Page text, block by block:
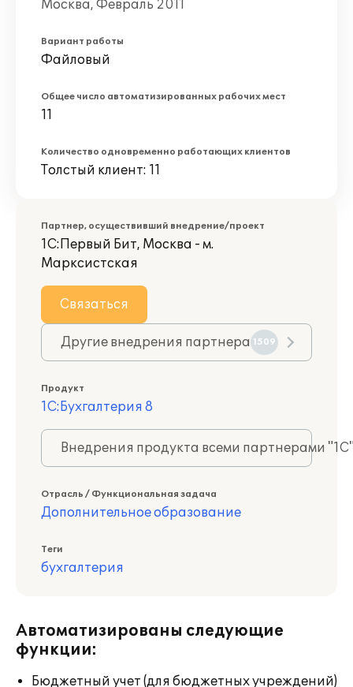
Москва, Февраль 2011
Вариант работы
Файловый
Общее число автоматизированных рабочих мест
11
Количество одновременно работающих клиентов
Толстый клиент: 11
Партнер, осуществивший внедрение/проект
1С:Первый Бит, Москва - м.
Марксистская
Связаться
Другие внедрения партнера 1509
Продукт
1С:Бухгалтерия 8
Внедрения продукта всеми партнерами
Отрасль / Функциональная задача
Дополнительное образование
Теги
бухгалтерия
Автоматизированы следующие
функции:
Бюджетный учет (для бюджетных учреждений)